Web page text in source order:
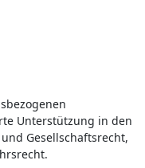
Unterstützung in den
Gesellschaftsrecht,